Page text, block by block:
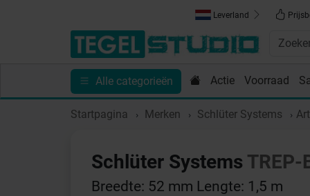
Leverland
Alle categorieën Actie Voorraad
Toebehoren Sanitair Tips en Inspiratie
Startpagina Merken Schlüter Systems
Schlüter Systems TREP-
Breedte: 52 mm Lengte: 1,5 m